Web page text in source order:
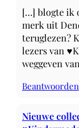
[…] blogte ik
merk uit
teruglezen?
lezers van
weggeven
Beantwoorden
Nieuwe